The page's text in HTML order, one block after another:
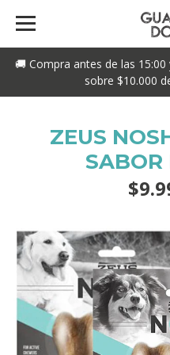
🚚 Compra antes de las 15:00
sobre $10.000
ZEUS
SABOR